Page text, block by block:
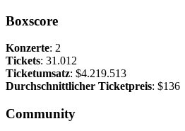
Boxscore
Konzerte: 2
Tickets: 31.012
Ticketumsatz: $4.219.513
Durchschnittlicher Ticketpreis: $136
Community